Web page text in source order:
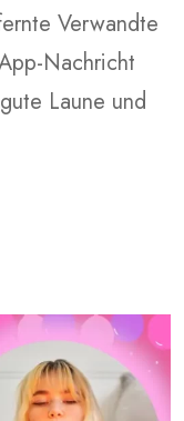
Verwandte
Nachricht
Laune und